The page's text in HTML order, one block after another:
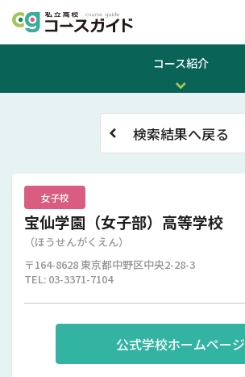
検索結果へ戻る
女子校
宝仙学園（女子部）高等学校
（ほうせんがくえん）
〒164-8628 東京都中野区中央2-28-3
TEL: 03-3371-7104
公式学校ホームページ
コース紹介